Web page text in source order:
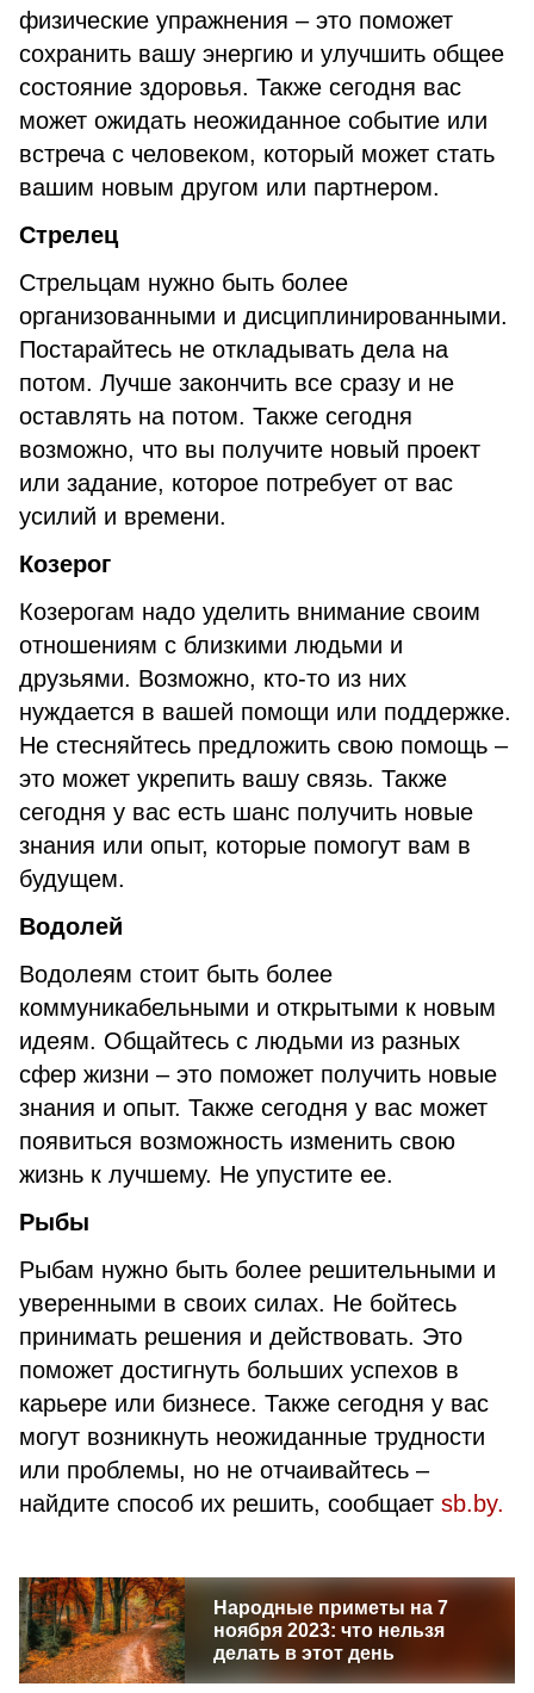
физические упражнения – это поможет
сохранить вашу энергию и улучшить общее
состояние здоровья. Также сегодня вас
может ожидать неожиданное событие или
встреча с человеком, который может стать
вашим новым другом или партнером.
Стрелец
Стрельцам нужно быть более
организованными и дисциплинированными.
Постарайтесь не откладывать дела на
потом. Лучше закончить все сразу и не
оставлять на потом. Также сегодня
возможно, что вы получите новый проект
или задание, которое потребует от вас
усилий и времени.
Козерог
Козерогам надо уделить внимание своим
отношениям с близкими людьми и
друзьями. Возможно, кто-то из них
нуждается в вашей помощи или поддержке.
Не стесняйтесь предложить свою помощь –
это может укрепить вашу связь. Также
сегодня у вас есть шанс получить новые
знания или опыт, которые помогут вам в
будущем.
Водолей
Водолеям стоит быть более
коммуникабельными и открытыми к новым
идеям. Общайтесь с людьми из разных
сфер жизни – это поможет получить новые
знания и опыт. Также сегодня у вас может
появиться возможность изменить свою
жизнь к лучшему. Не упустите ее.
Рыбы
Рыбам нужно быть более решительными и
уверенными в своих силах. Не бойтесь
принимать решения и действовать. Это
поможет достигнуть больших успехов в
карьере или бизнесе. Также сегодня у вас
могут возникнуть неожиданные трудности
или проблемы, но не отчаивайтесь –
найдите способ их решить, сообщает sb.by.
Народные приметы на 7
ноября 2023: что нельзя
делать в этот день